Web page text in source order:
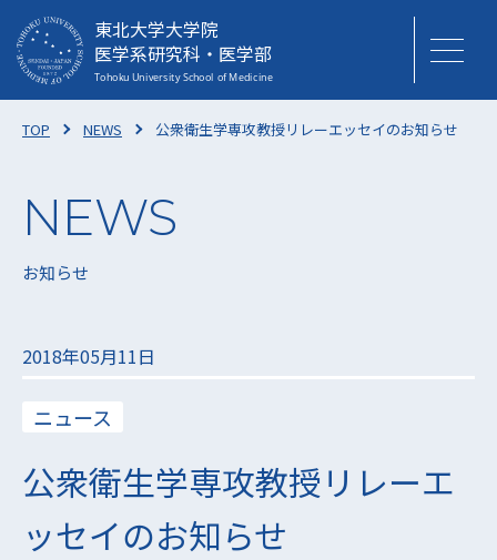
東北大学大学院
医学系研究科・医学部
TOP NEWS 公衆衛生学専攻教授リレーエッセイのお知らせ
お知らせ
2018年05月11日
ニュース
公衆衛生学専攻教授リレーエ
ッセイのお知らせ